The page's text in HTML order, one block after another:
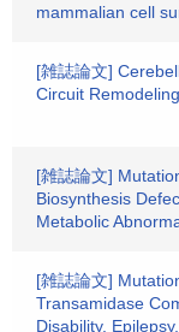
mammalian cell
[雑誌論文]
Circuit
[雑誌論文]
Biosynthesis
Metabolic
[雑誌論文]
Transamidase
Disability,